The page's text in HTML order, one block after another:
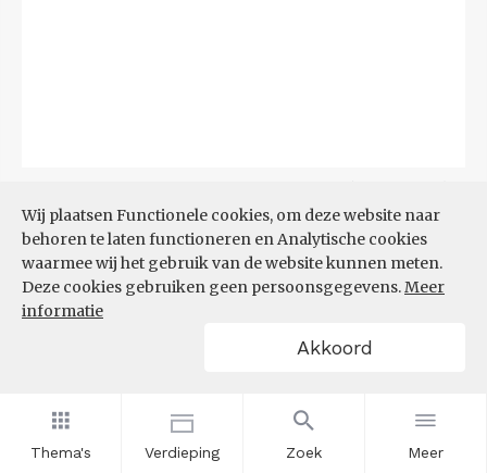
Thema's Verdieping Zoek Meer
Wij plaatsen Functionele cookies, om deze website naar
behoren te laten functioneren en Analytische cookies
waarmee wij het gebruik van de website kunnen meten.
Deze cookies gebruiken geen persoonsgegevens.Meer
informatie
Akkoord
BIJSTANDSUITKERING PER
1.000 INWONERS
Filters